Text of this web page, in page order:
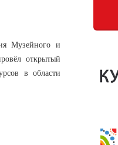
Музейного и
открытый
в области